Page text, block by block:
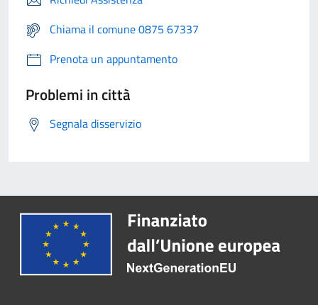
Chiama il comune 0875 67337
Prenota un appuntamento
Problemi in città
Segnala disservizio